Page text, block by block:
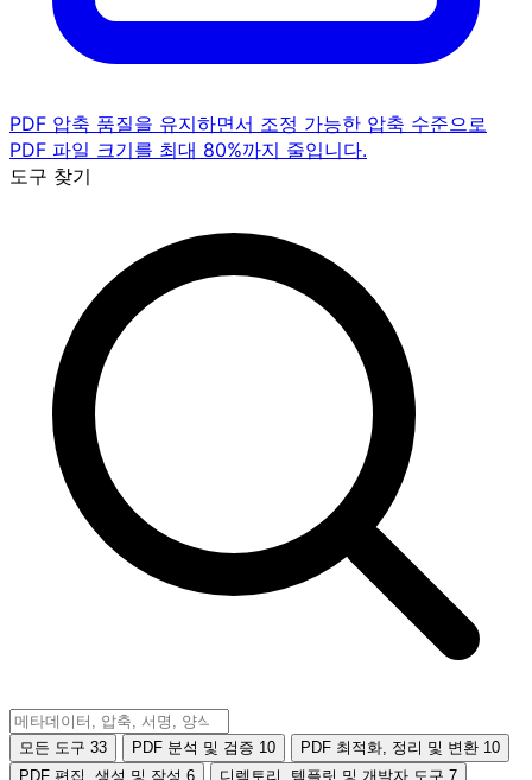
PDF 압축 품질을 유지하면서 조정 가능한 압축 수준으로
PDF 파일 크기를 최대 80%까지 줄입니다.
도구 찾기
모든 도구 33 PDF 분석 및 검증 10 PDF 최적화, 정리 및 변환 10
PDF 편집, 생성 및 작성 6 디렉토리, 템플릿 및 개발자 도구 7